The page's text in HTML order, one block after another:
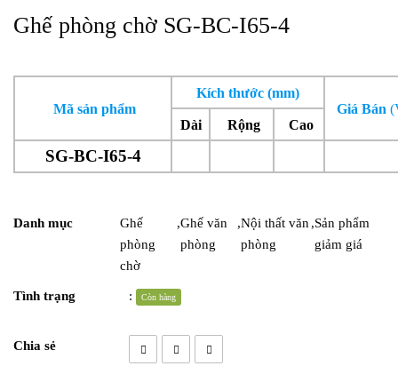
Ghế phòng chờ SG-BC-I65-4
Mã sản phẩm
Kích thước (mm)
Giá Bán
Dài
Rộng Cao
SG-BC-I65-4
Danh mục
Ghế
phòng
chờ
,Ghế văn
phòng
,Nội thất văn
phòng
,Sản phẩm
giảm giá
Tình trạng : Còn hàng
Chia sẻ